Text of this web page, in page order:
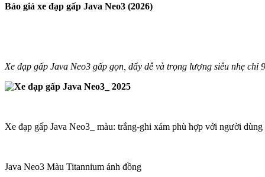
Báo giá xe đạp gấp Java Neo3 (2026)
Xe đạp gấp Java Neo3 gấp gọn, đẩy dễ và trọng lượng siêu nhẹ chỉ
Xe đạp gấp Java Neo3_ màu: trắng-ghi xám phù hợp với người
Java Neo3 Màu Titannium ánh đồng